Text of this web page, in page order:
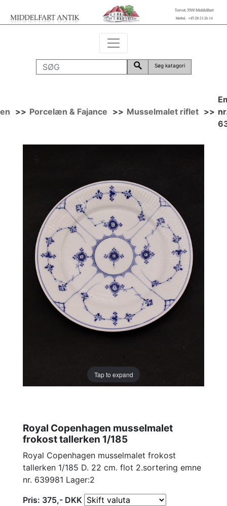
Søg katagori
>> Porcelæn & Fajance >> Musselmalet riflet >>
Tap to expand
Royal Copenhagen musselmalet
frokost tallerken 1/185
Royal Copenhagen musselmalet frokost
tallerken 1/185 D. 22 cm. flot 2.sortering emne
nr. 639981 Lager:2
Pris: 375,- DKK